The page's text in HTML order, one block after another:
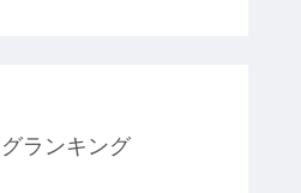
ランキング